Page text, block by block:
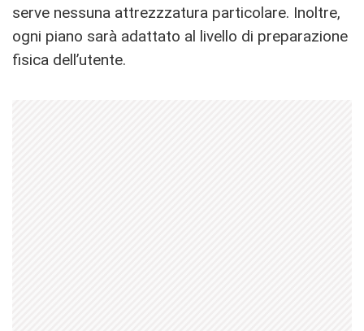
serve nessuna attrezzzatura particolare. Inoltre,
ogni piano sarà adattato al livello di preparazione
fisica dell’utente.